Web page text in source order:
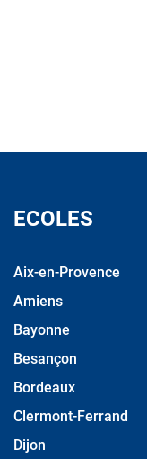
ECOLES
Aix-en-Provence
Amiens
Bayonne
Besançon
Bordeaux
Clermont-Ferrand
Dijon